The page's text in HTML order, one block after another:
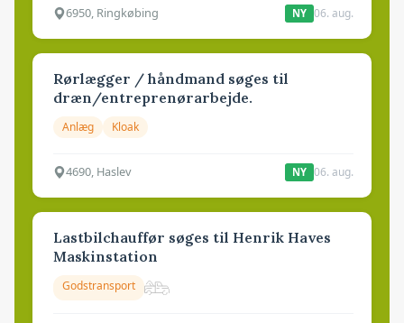
6950, Ringkøbing NY 06. aug.
Rørlægger / håndmand søges til
dræn/entreprenørarbejde.
Anlæg Kloak
4690, Haslev NY 06. aug.
Lastbilchauffør søges til Henrik Haves
Maskinstation
Godstransport